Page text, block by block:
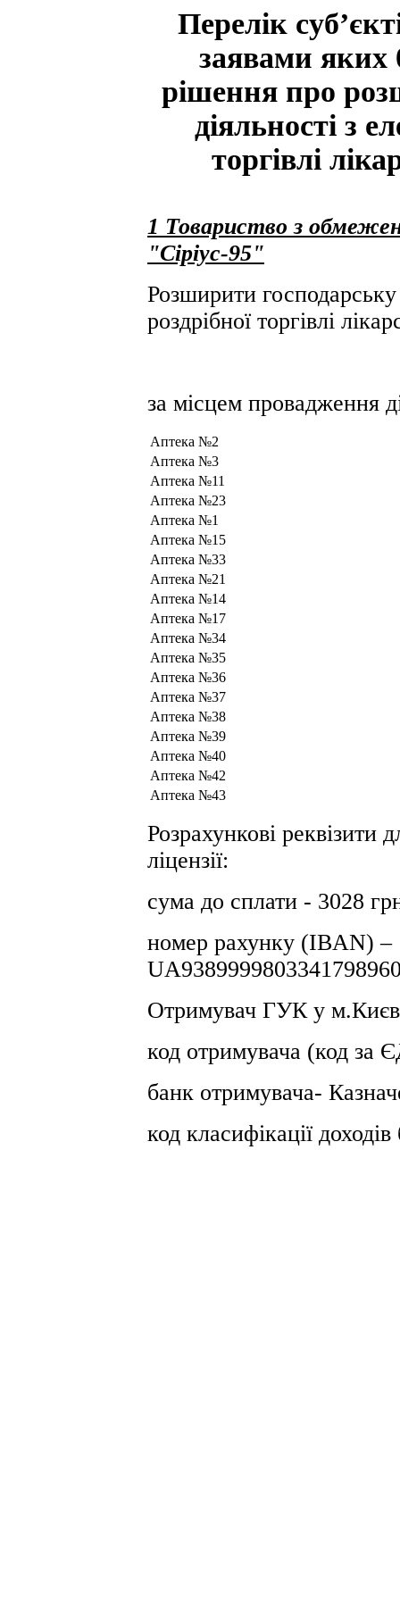
Перелік
заявами яких
рішення про
діяльності з
торгівлі
1 Товариство з
"Сіріус-95"
Розширити господарську
роздрібної торгівлі
за місцем провадження
Аптека №2
Аптека №3
Аптека №11
Аптека №23
Аптека №1
Аптека №15
Аптека №33
Аптека №21
Аптека №14
Аптека №17
Аптека №34
Аптека №35
Аптека №36
Аптека №37
Аптека №38
Аптека №39
Аптека №40
Аптека №42
Аптека №43
Розрахункові реквізити
ліцензії:
сума до сплати - 3028
номер рахунку (IBAN) –
Отримувач ГУК у
код отримувача (код
банк отримувача-
код класифікації